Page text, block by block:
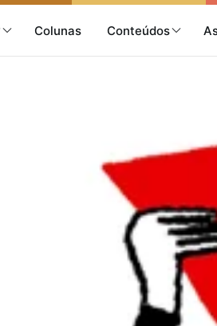
Colunas Conteúdos